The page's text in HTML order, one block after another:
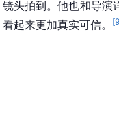
镜头拍到。他也和导演
看起来更加真实可信。
[